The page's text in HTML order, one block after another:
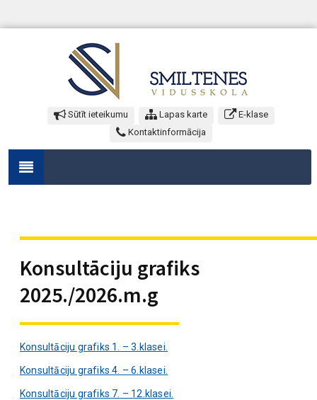
Sūtīt ieteikumu Lapas karte
E-klase
Kontaktinformācija
Konsultāciju grafiks
2025./2026.m.g
Konsultāciju grafiks 1. – 3.klasei.
Konsultāciju grafiks 4. – 6.klasei.
Konsultāciju grafiks 7. – 12.klasei.